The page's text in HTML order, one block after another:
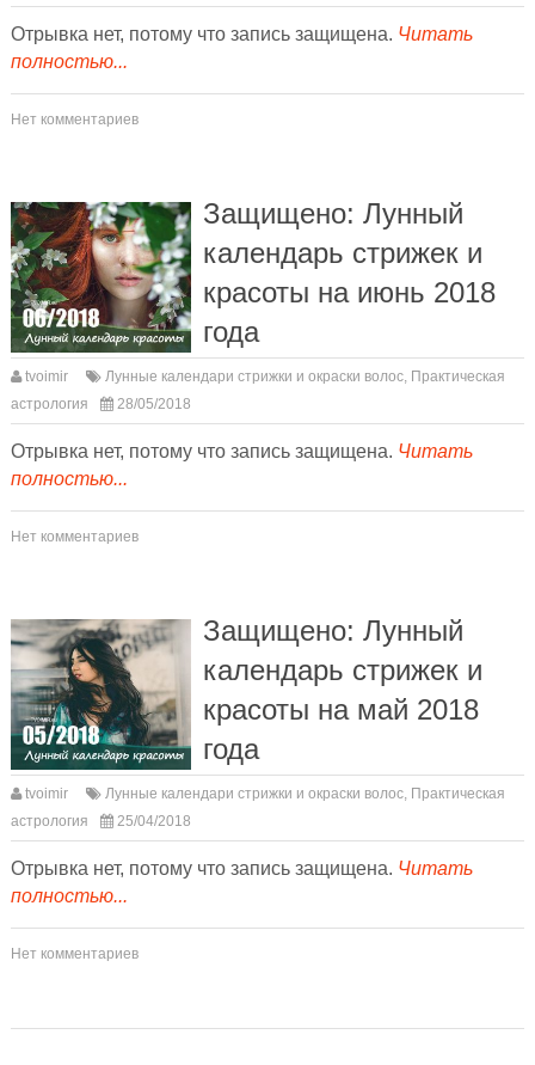
Отрывка нет, потому что запись защищена. Читать
полностью...
Нет комментариев
Защищено: Лунный
календарь стрижек и
красоты на июнь 2018
года
tvoimir Лунные календари стрижки и окраски волос, Практическая
астрология
28/05/2018
Отрывка нет, потому что запись защищена. Читать
полностью...
Нет комментариев
Защищено: Лунный
календарь стрижек и
красоты на май 2018
года
tvoimir Лунные календари стрижки и окраски волос, Практическая
астрология
25/04/2018
Отрывка нет, потому что запись защищена. Читать
полностью...
Нет комментариев